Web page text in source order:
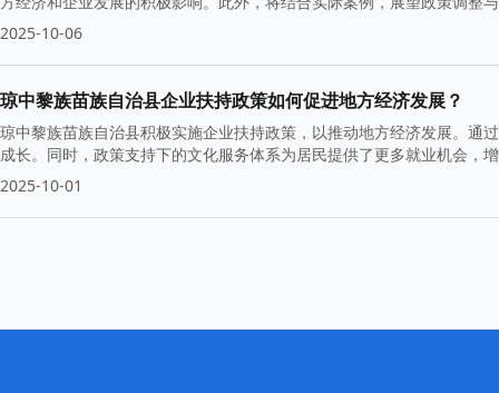
2025-10-06
琼中黎族苗族自治县企业扶持政策如何促进地方经济发展？
琼中黎族苗族自治县积极实施企业扶持政策，以推动地方经济发展。通
成长。同时，政策支持下的文化服务体系为居民提供了更多就业机会，
2025-10-01